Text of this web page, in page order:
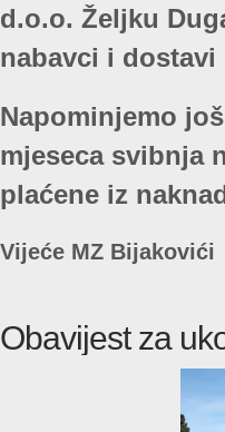
d.o.o. Željku
nabavci i dostavi
Napominjemo
mjeseca svibnja
plaćene iz
Vijeće MZ Bijakovići
Obavijest za